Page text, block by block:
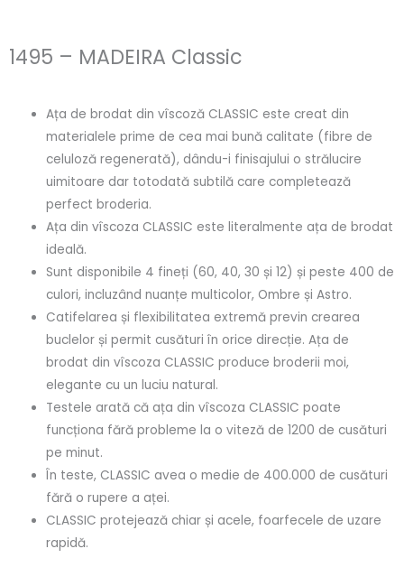
1495 – MADEIRA Classic
Ața de brodat din vîscoză CLASSIC este creat din
materialele prime de cea mai bună calitate (fibre de
celuloză regenerată), dându-i finisajului o strălucire
uimitoare dar totodată subtilă care completează
perfect broderia.
Ața din vîscoza CLASSIC este literalmente ața de brodat
ideală.
Sunt disponibile 4 fineți (60, 40, 30 și 12) și peste 400 de
culori, incluzând nuanțe multicolor, Ombre și Astro.
Catifelarea și flexibilitatea extremă previn crearea
buclelor și permit cusături în orice direcție. Ața de
brodat din vîscoza CLASSIC produce broderii moi,
elegante cu un luciu natural.
Testele arată că ața din vîscoza CLASSIC poate
funcționa fără probleme la o viteză de 1200 de cusături
pe minut.
În teste, CLASSIC avea o medie de 400.000 de cusături
fără o rupere a aței.
CLASSIC protejează chiar și acele, foarfecele de uzare
rapidă.